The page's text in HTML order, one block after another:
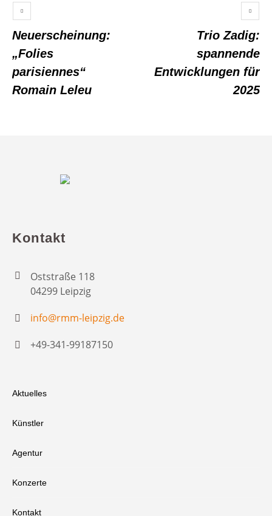
Neuerscheinung:
„Folies
parisiennes“
Romain Leleu
Trio Zadig:
spannende
Entwicklungen für
2025
Kontakt
Oststraße 118
04299 Leipzig
info@rmm-leipzig.de
+49-341-99187150
Aktuelles
Künstler
Agentur
Konzerte
Kontakt